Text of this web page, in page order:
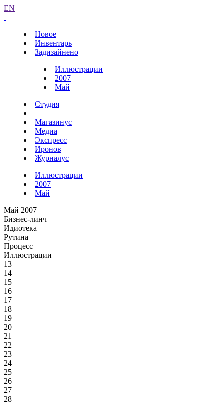
EN
Новое
Инвентарь
Задизайнено
Иллюстрации
2007
Май
Студия
Магазинус
Медиа
Экспресс
Иронов
Журналус
Иллюстрации
2007
Май
Май 2007
Бизнес-линч
Идиотека
Рутина
Процесс
Иллюстрации
13
14
15
16
17
18
19
20
21
22
23
24
25
26
27
28